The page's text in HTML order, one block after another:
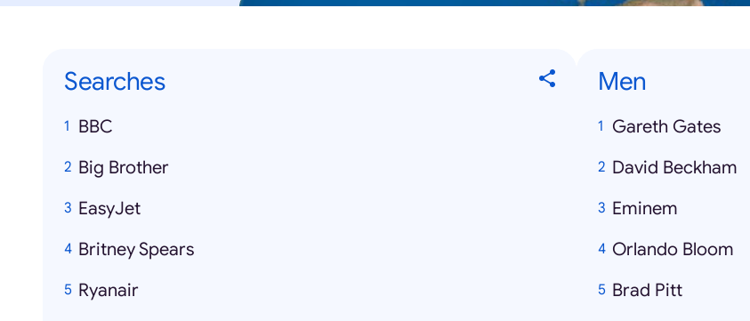
Searches
BBC
Big Brother
EasyJet
Britney Spears
Ryanair
Men
Gareth Gates
David Beckham
Eminem
Orlando Bloom
Brad Pitt